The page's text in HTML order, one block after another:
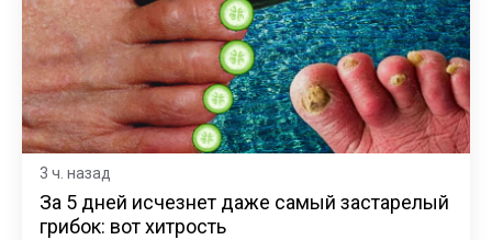
3 ч. назад
За 5 дней исчезнет даже самый застарелый
грибок: вот хитрость